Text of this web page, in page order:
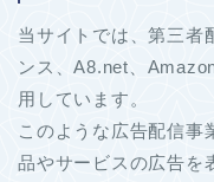
当サイトでは、第三者
ンス、A8.net、
用しています。
このような広告配信事
品やサービスの広告を